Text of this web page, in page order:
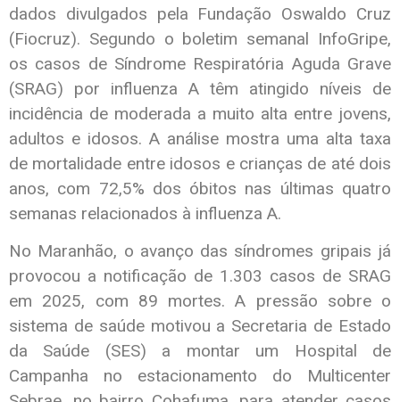
dados divulgados pela Fundação Oswaldo Cruz
(Fiocruz). Segundo o boletim semanal InfoGripe,
os casos de Síndrome Respiratória Aguda Grave
(SRAG) por influenza A têm atingido níveis de
incidência de moderada a muito alta entre jovens,
adultos e idosos. A análise mostra uma alta taxa
de mortalidade entre idosos e crianças de até dois
anos, com 72,5% dos óbitos nas últimas quatro
semanas relacionados à influenza A.
No Maranhão, o avanço das síndromes gripais já
provocou a notificação de 1.303 casos de SRAG
em 2025, com 89 mortes. A pressão sobre o
sistema de saúde motivou a Secretaria de Estado
da Saúde (SES) a montar um Hospital de
Campanha no estacionamento do Multicenter